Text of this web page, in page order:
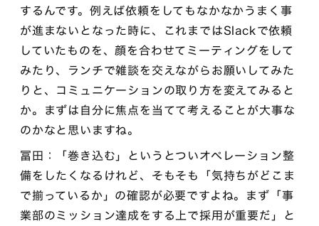
するんです。例えば依頼をしてもなかなかうまく事
が進まないとなった時に、これまではSlackで依頼
していたものを、顔を合わせてミーティングをして
みたり、ランチで雑談を交えながらお願いしてみた
りと、コミュニケーションの取り方を変えてみると
か。まずは自分に焦点を当てて考えることが大事な
のかなと思いますね。
冨田：「巻き込む」というとついオペレーション整
備をしたくなるけれど、そもそも「気持ちがどこま
で揃っているか」の確認が必要ですよね。まず「事
業部のミッション達成をする上で採用が重要だ」と